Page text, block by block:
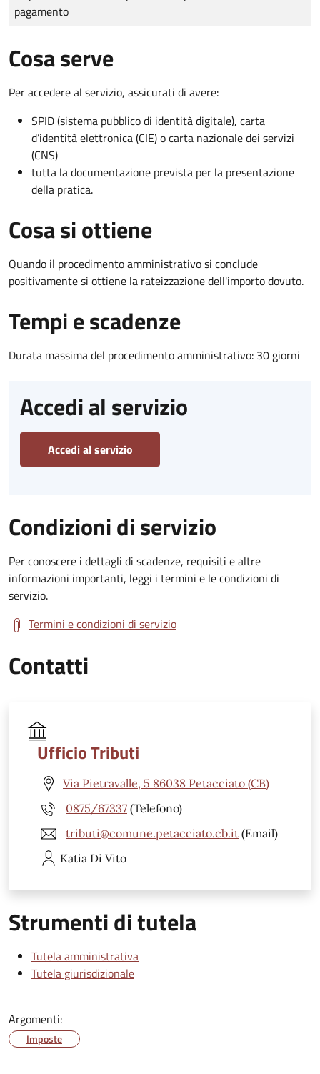
pagamento
Cosa serve
Per accedere al servizio, assicurati di avere:
SPID (sistema pubblico di identità digitale), carta
d’identità elettronica (CIE) o carta nazionale dei servizi
(CNS)
tutta la documentazione prevista per la presentazione
della pratica.
Cosa si ottiene
Quando il procedimento amministrativo si conclude
positivamente si ottiene la rateizzazione dell'importo dovuto.
Tempi e scadenze
Durata massima del procedimento amministrativo: 30 giorni
Accedi al servizio
Accedi al servizio
Condizioni di servizio
Per conoscere i dettagli di scadenze, requisiti e altre
informazioni importanti, leggi i termini e le condizioni di
servizio.
Termini e condizioni di servizio
Contatti
Ufficio Tributi
Via Pietravalle, 5 86038 Petacciato (CB)
0875/67337 (Telefono)
tributi@comune.petacciato.cb.it (Email)
Katia Di Vito
Strumenti di tutela
Tutela amministrativa
Tutela giurisdizionale
Argomenti:
Imposte